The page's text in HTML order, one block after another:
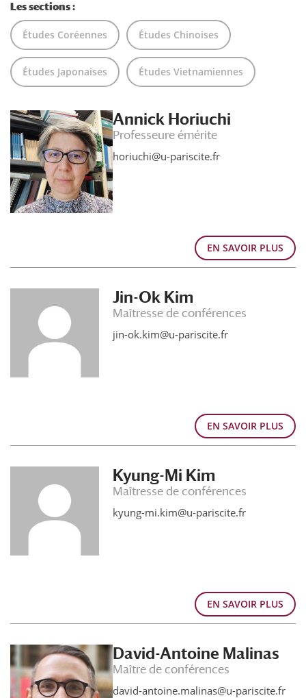
Les sections :
Études Coréennes Études Chinoises
Études Japonaises Études Vietnamiennes
Annick Horiuchi
Professeure émérite
horiuchi@u-pariscite.fr
EN SAVOIR PLUS
Jin-Ok Kim
Maîtresse de conférences
jin-ok.kim@u-pariscite.fr
EN SAVOIR PLUS
Kyung-Mi Kim
Maîtresse de conférences
kyung-mi.kim@u-pariscite.fr
EN SAVOIR PLUS
David-Antoine Malinas
Maître de conférences
david-antoine.malinas@u-pariscite.fr